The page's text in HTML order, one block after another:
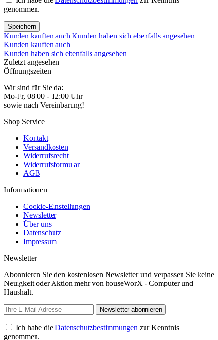
genommen.
Speichern
Kunden kauften auch Kunden haben sich ebenfalls angesehen
Kunden kauften auch
Kunden haben sich ebenfalls angesehen
Zuletzt angesehen
Öffnungszeiten
Wir sind für Sie da:
Mo-Fr, 08:00 - 12:00 Uhr
sowie nach Vereinbarung!
Shop Service
Kontakt
Versandkosten
Widerrufsrecht
Widerrufsformular
AGB
Informationen
Cookie-Einstellungen
Newsletter
Über uns
Datenschutz
Impressum
Newsletter
Abonnieren Sie den kostenlosen Newsletter und verpassen Sie keine
Neuigkeit oder Aktion mehr von houseWorX - Computer und
Haushalt.
Newsletter abonnieren
Ich habe die Datenschutzbestimmungen zur Kenntnis
genommen.